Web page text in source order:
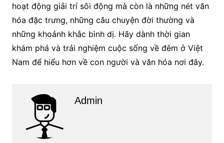
hoạt động giải trí sôi động mà còn là những nét văn
hóa đặc trưng, những câu chuyện đời thường và
những khoảnh khắc bình dị. Hãy dành thời gian
khám phá và trải nghiệm cuộc sống về đêm ở Việt
Nam để hiểu hơn về con người và văn hóa nơi đây.
Admin